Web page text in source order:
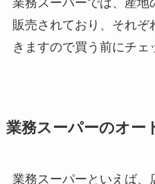
販売されており、それぞ
きますので買う前にチェ
業務スーパーのオー
業務スーパーといえば、